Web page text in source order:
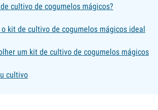
cultivo de cogumelos mágicos?
o kit de cultivo de cogumelos mágicos ideal
um kit de cultivo de cogumelos mágicos
cultivo